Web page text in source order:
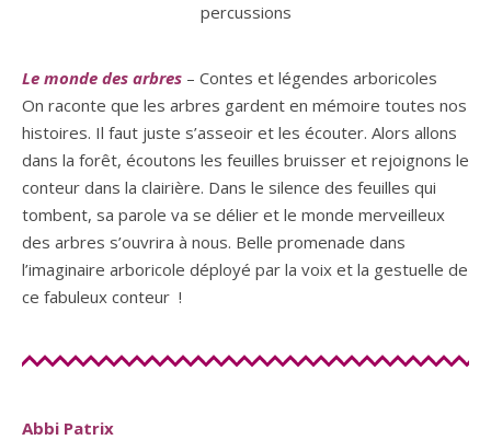
percussions
Le monde des arbres – Contes et légendes arboricoles
On raconte que les arbres gardent en mémoire toutes nos
histoires. Il faut juste s’asseoir et les écouter. Alors allons
dans la forêt, écoutons les feuilles bruisser et rejoignons le
conteur dans la clairière. Dans le silence des feuilles qui
tombent, sa parole va se délier et le monde merveilleux
des arbres s’ouvrira à nous. Belle promenade dans
l’imaginaire arboricole déployé par la voix et la gestuelle de
ce fabuleux conteur !
Abbi Patrix